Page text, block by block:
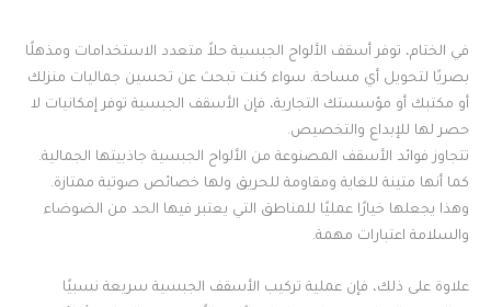
في الختام، توفر أسقف الألواح الجبسية حلاً متعدد الاستخدامات ومذهلًا
بصريًا لتحويل أي مساحة. سواء كنت تبحث عن تحسين جماليات منزلك
أو مكتبك أو مؤسستك التجارية، فإن الأسقف الجبسية توفر إمكانيات لا
حصر لها للإبداع والتخصيص.
تتجاوز فوائد الأسقف المصنوعة من الألواح الجبسية جاذبيتها الجمالية.
كما أنها متينة للغاية ومقاومة للحريق ولها خصائص صوتية ممتازة.
وهذا يجعلها خيارًا عمليًا للمناطق التي يعتبر فيها الحد من الضوضاء
والسلامة اعتبارات مهمة.
علاوة على ذلك، فإن عملية تركيب الأسقف الجبسية سريعة نسبيًا